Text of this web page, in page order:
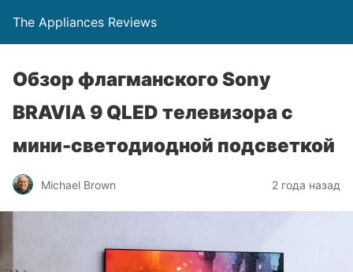
The Appliances Reviews
Обзор флагманского Sony
BRAVIA 9 QLED телевизора с
мини-светодиодной подсветкой
Michael Brown 2 года назад